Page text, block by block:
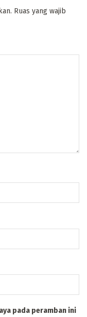
Ruas yang wajib
pada peramban ini